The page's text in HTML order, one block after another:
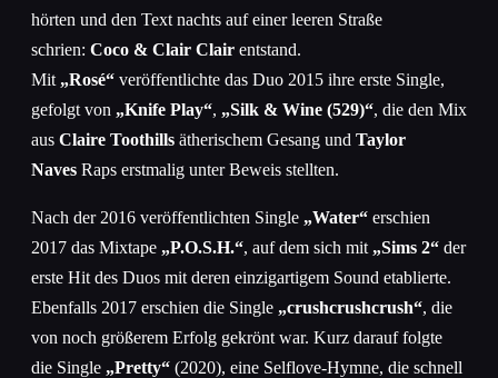
hörten und den Text nachts auf einer leeren Straße
schrien: Coco & Clair Clair entstand.
Mit „Rosé“ veröffentlichte das Duo 2015 ihre erste Single,
gefolgt von „Knife Play“, „Silk & Wine (529)“, die den Mix
aus Claire Toothills ätherischem Gesang und Taylor
Naves Raps erstmalig unter Beweis stellten.
Nach der 2016 veröffentlichten Single „Water“ erschien
2017 das Mixtape „P.O.S.H.“, auf dem sich mit „Sims 2“ der
erste Hit des Duos mit deren einzigartigem Sound etablierte.
Ebenfalls 2017 erschien die Single „crushcrushcrush“, die
von noch größerem Erfolg gekrönt war. Kurz darauf folgte
die Single „Pretty“ (2020), eine Selflove-Hymne, die schnell